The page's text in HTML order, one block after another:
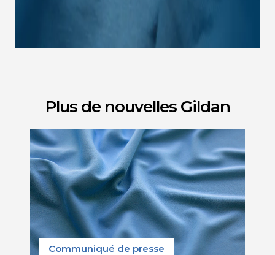
Plus de nouvelles Gildan
Communiqué de presse